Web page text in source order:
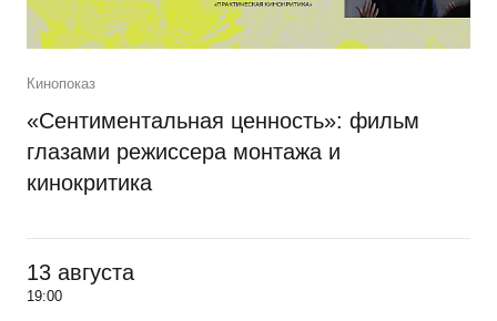
Кинопоказ
«Сентиментальная ценность»: фильм
глазами режиссера монтажа и
кинокритика
13 августа
19:00